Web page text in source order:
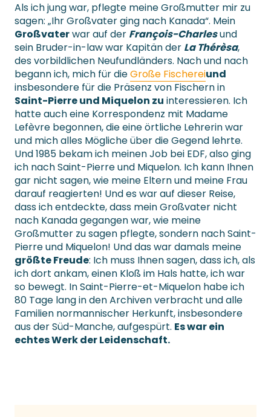
Als ich jung war, pflegte meine Großmutter mir zu
sagen: „Ihr Großvater ging nach Kanada“. Mein
Großvaterwar auf der François-Charlesund
sein Bruder-in-law war Kapitän der La Thérèsa,
des vorbildlichen Neufundländers. Nach und nach
begann ich, mich für dieGroße Fischereiund
insbesondere für die Präsenz von Fischern in
Saint-Pierre und Miquelon zu interessieren. Ich
hatte auch eine Korrespondenz mit Madame
Lefèvre begonnen, die eine örtliche Lehrerin war
und mich alles Mögliche über die Gegend lehrte.
Und 1985 bekam ich meinen Job bei EDF, also ging
ich nach Saint-Pierre und Miquelon. Ich kann Ihnen
gar nicht sagen, wie meine Eltern und meine Frau
darauf reagierten! Und es war auf dieser Reise,
dass ich entdeckte, dass mein Großvater nicht
nach Kanada gegangen war, wie meine
Großmutter zu sagen pflegte, sondern nach Saint-
Pierre und Miquelon! Und das war damals meine
größte Freude: Ich muss Ihnen sagen, dass ich, als
ich dort ankam, einen Kloß im Hals hatte, ich war
so bewegt. In Saint-Pierre-et-Miquelon habe ich
80 Tage lang in den Archiven verbracht und alle
Familien normannischer Herkunft, insbesondere
aus der Süd-Manche, aufgespürt. Es war ein
echtes Werk der Leidenschaft.